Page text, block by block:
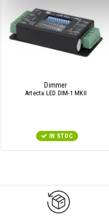
Dimmer
Artecta LED DIM-1 MKII
IN STOC